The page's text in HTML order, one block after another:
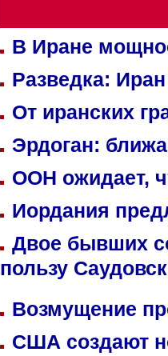
В Иране
Разведка:
От иранских
Эрдоган:
ООН ожидает,
Иордания
Двое бывших
пользу
Возмущение
США создают